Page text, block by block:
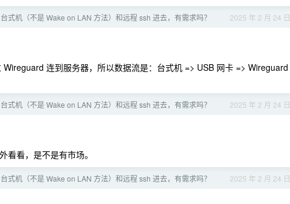
2025 年 2 月 24 日
式机（不是 Wake on LAN 方法）和远程 ssh 进去，有需求吗？
连到服务器，所以数据流是：台式机 => USB 网卡 => Wireguard
2025 年 2 月 24 日
式机（不是 Wake on LAN 方法）和远程 ssh 进去，有需求吗？
看看，是不是有市场。
2025 年 2 月 24 日
式机（不是 Wake on LAN 方法）和远程 ssh 进去，有需求吗？